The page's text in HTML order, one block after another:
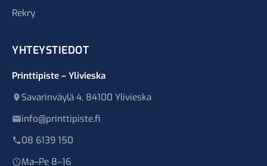
Rekry
YHTEYSTIEDOT
Printtipiste – Ylivieska
Savarinväylä 4, 84100 Ylivieska
info@printtipiste.fi
08 6139 150
Ma–Pe 8–16